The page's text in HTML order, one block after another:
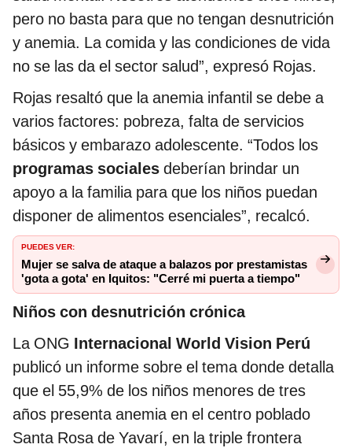
pero no basta para que no tengan desnutrición
y anemia. La comida y las condiciones de vida
no se las da el sector salud”, expresó Rojas.
Rojas resaltó que la anemia infantil se debe a
varios factores: pobreza, falta de servicios
básicos y embarazo adolescente. “Todos los
programas sociales deberían brindar un
apoyo a la familia para que los niños puedan
disponer de alimentos esenciales”, recalcó.
Puedes ver:
Mujer se salva de ataque a balazos por prestamistas
'gota a gota' en Iquitos: "Cerré mi puerta a tiempo"
Niños con desnutrición crónica
La ONG Internacional World Vision Perú
publicó un informe sobre el tema donde detalla
que el 55,9% de los niños menores de tres
años presenta anemia en el centro poblado
Santa Rosa de Yavarí, en la triple frontera